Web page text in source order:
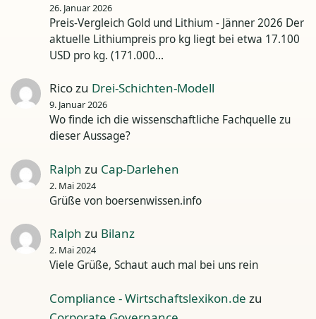
26. Januar 2026
Preis-Vergleich Gold und Lithium - Jänner 2026 Der
aktuelle Lithiumpreis pro kg liegt bei etwa 17.100
USD pro kg. (171.000…
Ricozu Drei-Schichten-Modell
9. Januar 2026
Wo finde ich die wissenschaftliche Fachquelle zu
dieser Aussage?
Ralph zu Cap-Darlehen
2. Mai 2024
Grüße von boersenwissen.info
Ralph zu Bilanz
2. Mai 2024
Viele Grüße, Schaut auch mal bei uns rein
Compliance - Wirtschaftslexikon.de zu